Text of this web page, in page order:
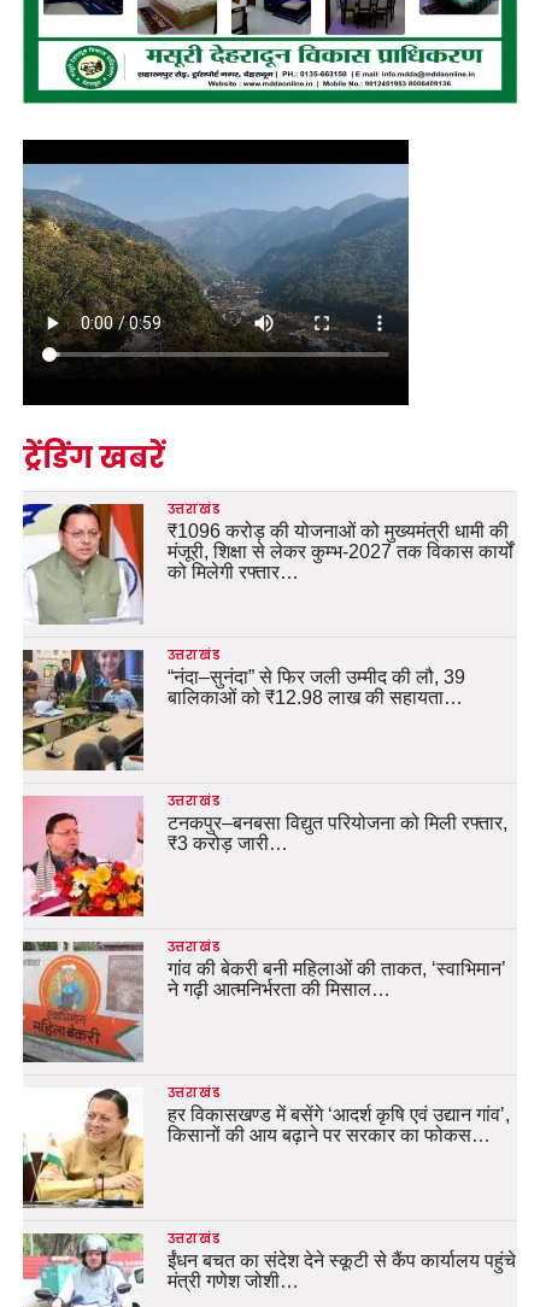
ट्रेंडिंग खबरें
उत्तराखंड
₹1096 करोड़ की योजनाओं को मुख्यमंत्री धामी की
मंजूरी, शिक्षा से लेकर कुम्भ-2027 तक विकास कार्यों
को मिलेगी रफ्तार…
उत्तराखंड
“नंदा–सुनंदा” से फिर जली उम्मीद की लौ, 39
बालिकाओं को ₹12.98 लाख की सहायता…
उत्तराखंड
टनकपुर–बनबसा विद्युत परियोजना को मिली रफ्तार,
₹3 करोड़ जारी…
उत्तराखंड
गांव की बेकरी बनी महिलाओं की ताकत, ‘स्वाभिमान’
ने गढ़ी आत्मनिर्भरता की मिसाल…
उत्तराखंड
हर विकासखण्ड में बसेंगे ‘आदर्श कृषि एवं उद्यान गांव’,
किसानों की आय बढ़ाने पर सरकार का फोकस…
उत्तराखंड
ईंधन बचत का संदेश देने स्कूटी से कैंप कार्यालय पहुंचे
मंत्री गणेश जोशी…